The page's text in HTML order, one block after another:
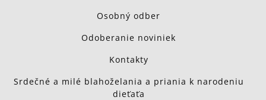
Osobný odber
Odoberanie noviniek
Kontakty
Srdečné a milé blahoželania a priania k narodeniu
dieťaťa